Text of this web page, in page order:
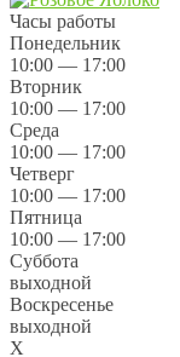
Часы работы
Понедельник
10:00 — 17:00
Вторник
10:00 — 17:00
Среда
10:00 — 17:00
Четверг
10:00 — 17:00
Пятница
10:00 — 17:00
Суббота
выходной
Воскресенье
выходной
X